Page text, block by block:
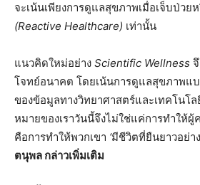
จะเน้นเพียงการดูแลสุขภาพเมื่อเจ็บป่ว
(Reactive Healthcare) เท่านั้น
แนวคิดใหม่อย่าง Scientific Wellness
โจทย์อนาคต โดยเน้นการดูแลสุขภาพแ
ของข้อมูลทางวิทยาศาสตร์และเทคโนโ
หมายของเราวันนี้จึงไม่ใช่แค่การทำให้ผู้
คือการทำให้พวกเขา ‘มีชีวิตที่ยืนยาวอย่
ตนุพล กล่าวเพิ่มเติม